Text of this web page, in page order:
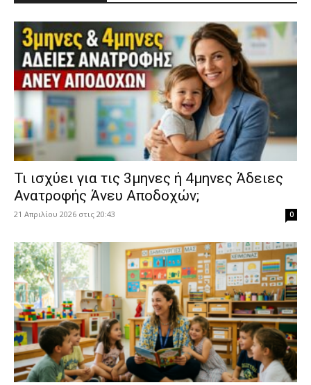
​Τι ισχύει για τις 3μηνες ή 4μηνες Άδειες
Ανατροφής Άνευ Αποδοχών;
21 Απριλίου 2026 στις 20:43 0